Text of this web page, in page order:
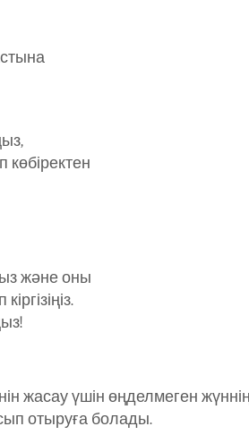
көбіректен
және оны
жасау үшін өңделмеген жүннің
отыруға болады.